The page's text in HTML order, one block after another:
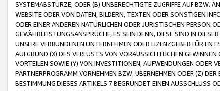
SYSTEMABSTÜRZE; ODER (B) UNBERECHTIGTE ZUGRIFFE AUF BZW.
WEBSITE ODER VON DATEN, BILDERN, TEXTEN ODER SONSTIGEN
ODER EINER ANDEREN NATÜRLICHEN ODER JURISTISCHEN PERSON
GEWÄHRLEISTUNGSANSPRÜCHE, ES SEIN DENN, DIESE SIND IN
UNSERE VERBUNDENEN UNTERNEHMEN ODER LIZENZGEBER FÜR
AUFGRUND (X) DES VERLUSTS VON VORAUSSICHTLICHEN
VORTEILEN SOWIE (Y) VON INVESTITIONEN, AUFWENDUNGEN ODER
PARTNERPROGRAMM VORNEHMEN BZW. ÜBERNEHMEN ODER (Z)
BESTIMMUNG DIESES ARTIKELS 7 BEGRÜNDET EINEN AUSSCHLUSS